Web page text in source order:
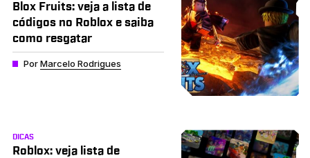
Blox Fruits: veja a lista de
códigos no Roblox e saiba
como resgatar
PorMarcelo Rodrigues
DICAS
Roblox: veja lista de